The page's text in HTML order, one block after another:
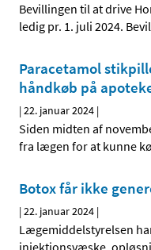
Bevillingen til at drive
ledig pr. 1. juli 2024.
Paracetamol
håndkøb på
|22. januar 2024 |
Siden midten af
fra lægen for at kunne
Botox får ikke
|22. januar 2024 |
Lægemiddelstyrelsen